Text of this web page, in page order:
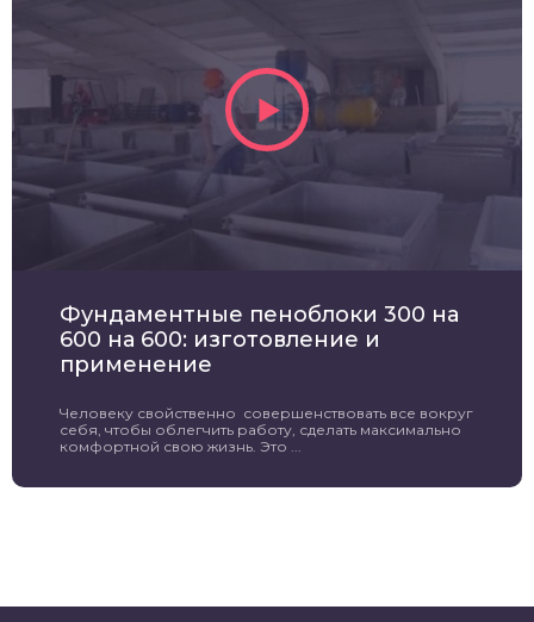
Фундаментные пеноблоки 300 на
600 на 600: изготовление и
применение
Человеку свойственно совершенствовать все вокруг
себя, чтобы облегчить работу, сделать максимально
комфортной свою жизнь. Это ...